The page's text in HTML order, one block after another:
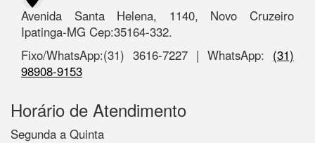
Avenida Santa Helena, 1140, Novo Cruzeiro
Ipatinga-MG Cep:35164-332.
Fixo/WhatsApp:(31) 3616-7227 | WhatsApp: (31)
98908-9153
Horário de Atendimento
Segunda a Quinta